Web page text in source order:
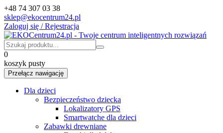
+48 74 307 03 38
sklep@ekocentrum24.pl
Zaloguj się / Rejestracja
0
koszyk pusty
Przełącz nawigację
Dla dzieci
Bezpieczeństwo dziecka
Lokalizatory GPS
Smartwatche dla dzieci
Zabawki drewniane